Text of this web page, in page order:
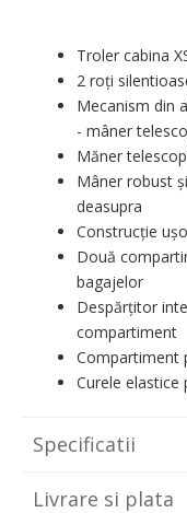
Troler cabina
2 roți
Mecanism din
- mâner
Măner
Mâner robust
deasupra
Construcție
Două
bagajelor
Despărțitor
compartiment
Compartiment
Curele elastice
Specificatii
Livrare si plata